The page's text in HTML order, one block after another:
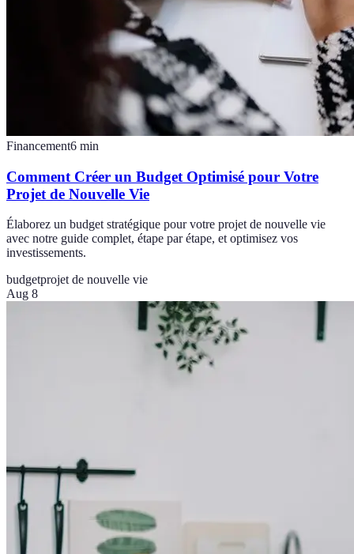
Financement6 min
Comment Créer un Budget Optimisé pour Votre
Projet de Nouvelle Vie
Élaborez un budget stratégique pour votre projet de nouvelle vie
avec notre guide complet, étape par étape, et optimisez vos
investissements.
budgetprojet de nouvelle vie
Aug 8